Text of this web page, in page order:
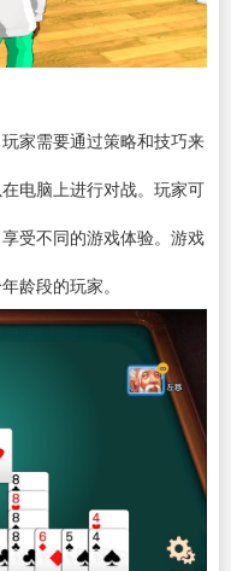
家需要通过策略和技巧来
电脑上进行对战。玩家可
受不同的游戏体验。游戏
龄段的玩家。